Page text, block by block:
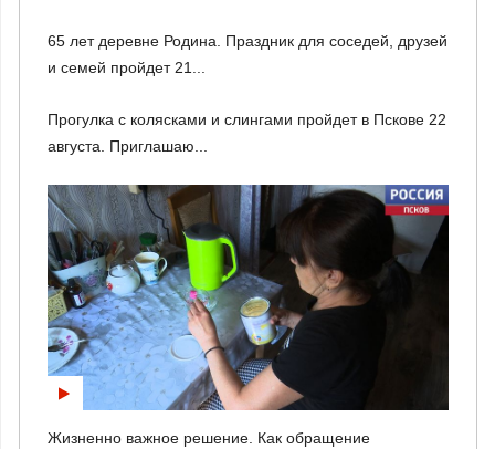
65 лет деревне Родина. Праздник для соседей, друзей
и семей пройдет 21...
Прогулка с колясками и слингами пройдет в Пскове 22
августа. Приглашаю...
Жизненно важное решение. Как обращение